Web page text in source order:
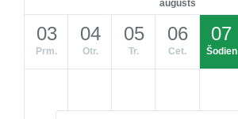
augusts
03
Prm.
04
Otr.
05
Tr.
06
Cet.
07
Šodien